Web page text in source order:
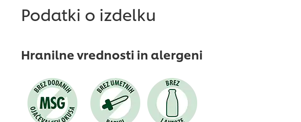
bila
Podatki o izdelku
Hranilne vrednosti in alergeni